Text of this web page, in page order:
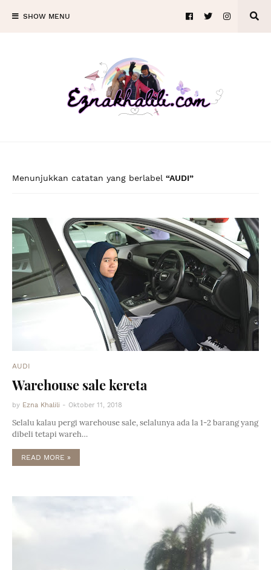
SHOW MENU
Menunjukkan catatan yang berlabel AUDI
AUDI
Warehouse sale kereta
by Ezna Khalili - Oktober 11, 2018
Selalu kalau pergi warehouse sale, selalunya ada la 1-2 barang yang
dibeli tetapi wareh…
READ MORE »